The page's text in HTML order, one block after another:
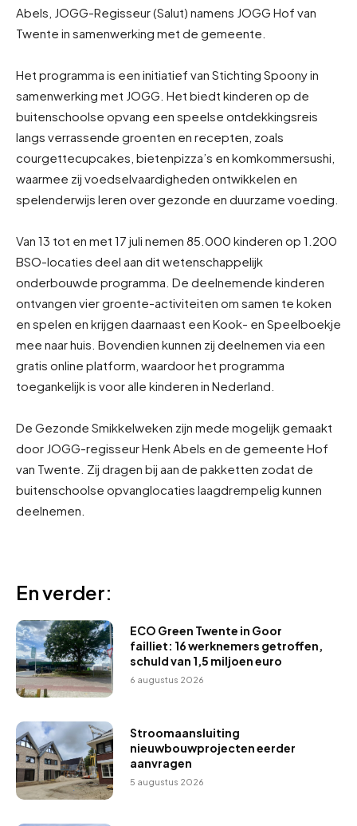
Abels, JOGG-Regisseur (Salut) namens JOGG Hof van
Twente in samenwerking met de gemeente.
Het programma is een initiatief van Stichting Spoony in
samenwerking met JOGG. Het biedt kinderen op de
buitenschoolse opvang een speelse ontdekkingsreis
langs verrassende groenten en recepten, zoals
courgettecupcakes, bietenpizza’s en komkommersushi,
waarmee zij voedselvaardigheden ontwikkelen en
spelenderwijs leren over gezonde en duurzame voeding.
Van 13 tot en met 17 juli nemen 85.000 kinderen op 1.200
BSO-locaties deel aan dit wetenschappelijk
onderbouwde programma. De deelnemende kinderen
ontvangen vier groente-activiteiten om samen te koken
en spelen en krijgen daarnaast een Kook- en Speelboekje
mee naar huis. Bovendien kunnen zij deelnemen via een
gratis online platform, waardoor het programma
toegankelijk is voor alle kinderen in Nederland.
De Gezonde Smikkelweken zijn mede mogelijk gemaakt
door JOGG-regisseur Henk Abels en de gemeente Hof
van Twente. Zij dragen bij aan de pakketten zodat de
buitenschoolse opvanglocaties laagdrempelig kunnen
deelnemen.
En verder:
ECO Green Twente in Goor
failliet: 16 werknemers getroffen,
schuld van 1,5 miljoen euro
6 augustus 2026
Stroomaansluiting
nieuwbouwprojecten eerder
aanvragen
5 augustus 2026